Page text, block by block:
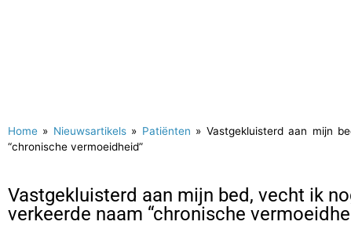
Home » Nieuwsartikels» Patiënten » Vastgekluisterd aan mijn
“chronische vermoeidheid”
Vastgekluisterd aan mijn bed, vecht ik
verkeerde naam “chronische